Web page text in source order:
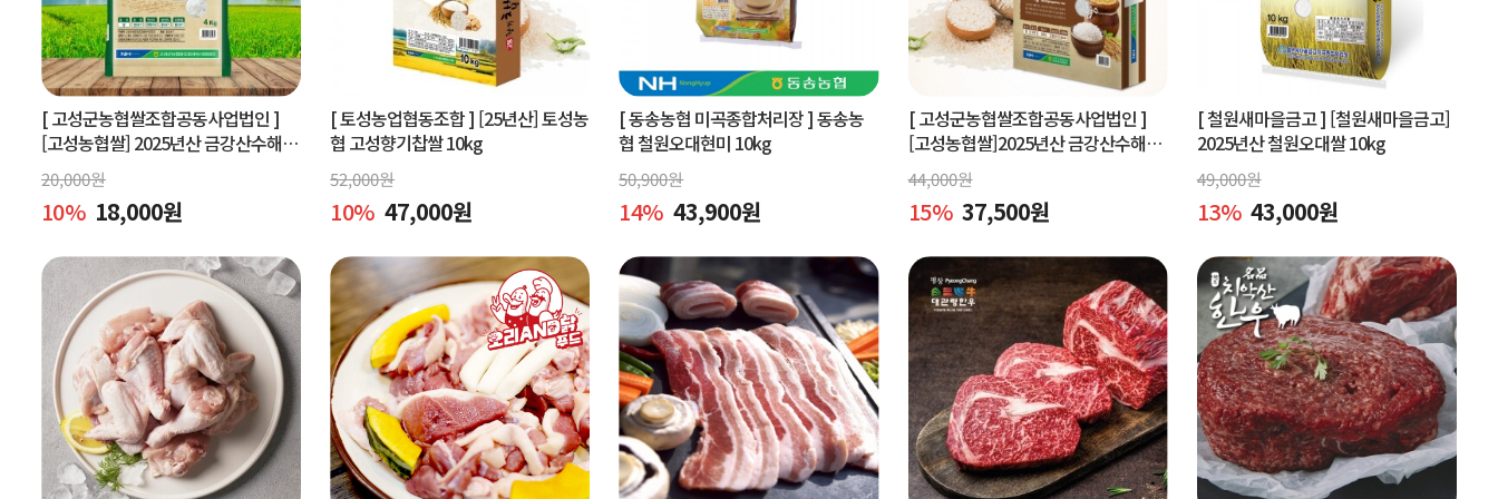
[ 고성군농협쌀조합공동사업법인 ]
[고성농협쌀] 2025년산 금강산수해앤
들미 4kg (상등급) 당일도정
20,000원
10% 18,000원
[ 토성농업협동조합 ] [25년산] 토성농
협 고성향기찹쌀 10kg
52,000원
10% 47,000원
[ 동송농협 미곡종합처리장 ]동송농
협 철원오대현미 10kg
50,900원
14% 43,900원
[ 고성군농협쌀조합공동사업법인 ]
[고성농협쌀]2025년산 금강산수해풍
미 쌀 10kg (상등급)당일도정
44,000원
15% 37,500원
[ 철원새마을금고 ] [철원새마을금고]
2025년산 철원오대쌀 10kg
49,000원
13% 43,000원